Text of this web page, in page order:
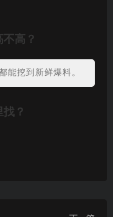
高？
能挖到新鲜爆料。
？